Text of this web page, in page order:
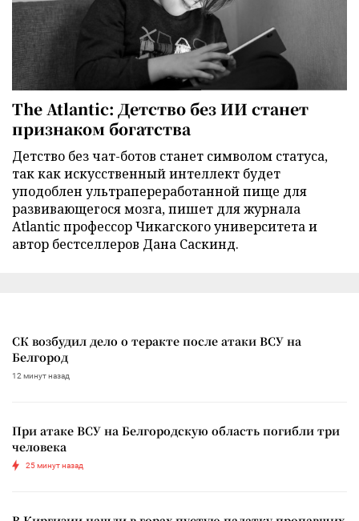
The Atlantic: Детство без ИИ станет
признаком богатства
Детство без чат-ботов станет символом статуса,
так как искусственный интеллект будет
уподоблен ультрапереработанной пище для
развивающегося мозга, пишет для журнала
Atlantic профессор Чикагского университета и
автор бестселлеров Дана Саскинд.
СК возбудил дело о теракте после атаки ВСУ на
Белгород
12 минут назад
При атаке ВСУ на Белгородскую область погибли три
человека
25 минут назад